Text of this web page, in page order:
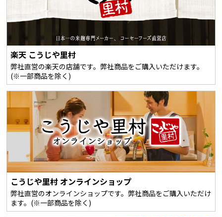
楽天 こうじや里村
弊社直営の楽天の店舗です。弊社商品をご購入いただけます。
(※一部商品を除く)
こうじや里村 オンラインショップ
弊社直営のオンラインショップです。弊社商品をご購入いただけ
ます。(※一部商品を除く)